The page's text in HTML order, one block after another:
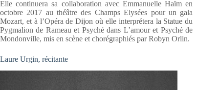
Elle continuera sa collaboration avec Emmanuelle Haïm en
octobre 2017 au théâtre des Champs Elysées pour un gala
Mozart, et à l’Opéra de Dijon où elle interprétera la Statue du
Pygmalion de Rameau et Psyché dans L’amour et Psyché de
Mondonville, mis en scène et chorégraphiés par Robyn Orlin.
Laure Urgin, récitante